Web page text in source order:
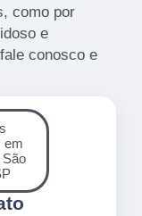
como por
e
conosco e
em